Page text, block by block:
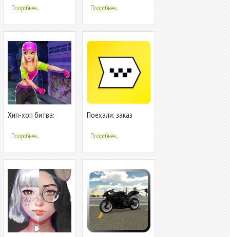
Подробнее... Подробнее...
Хип-хоп битва:
Подробнее...
Поехали: заказ
Подробнее...